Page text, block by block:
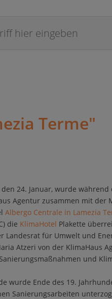
Terme"
den 24. Januar, wurde
Agentur zusammen mit der
Albergo Centrale in Lamezia
die KlimaHotel Plakette
Landesrat für Umwelt und
Atzeri von der KlimaHaus
und
wurde Ende des 19.
Sanierungsarbeiten